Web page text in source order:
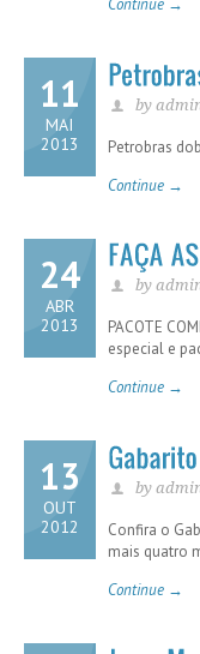
Continue →
11
MAI
2013
by
Petrobras
Continue →
24
ABR
2013
by
PACOTE
especial e
Continue →
13
OUT
2012
by
Confira o
mais quatro
Continue →